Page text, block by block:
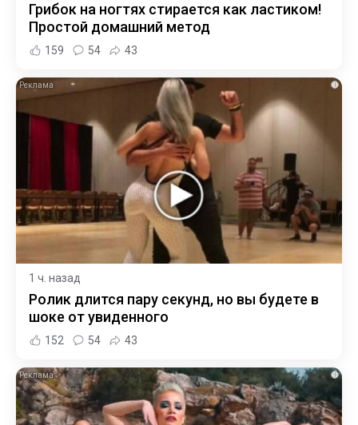
Грибок на ногтях стирается как ластиком!
Простой домашний метод
159 54 43
i
1 ч. назад
Ролик длится пару секунд, но вы будете в
шоке от увиденного
152 54 43
i